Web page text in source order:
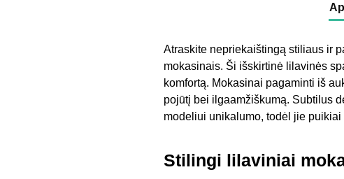
Atraskite nepriekaištingą stiliaus ir
mokasinais. Ši išskirtinė lilavinės
komfortą. Mokasinai pagaminti iš
pojūtį bei ilgaamžiškumą. Subtilus
modeliui unikalumo, todėl jie
Stilingi lilaviniai